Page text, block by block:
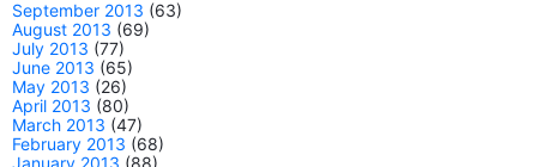
September 2013 (63)
August 2013 (69)
July 2013 (77)
June 2013 (65)
May 2013 (26)
April 2013 (80)
March 2013 (47)
February 2013 (68)
January 2013 (88)